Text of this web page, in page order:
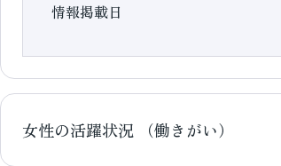
情報掲載日
女性の活躍状況 （働きがい）